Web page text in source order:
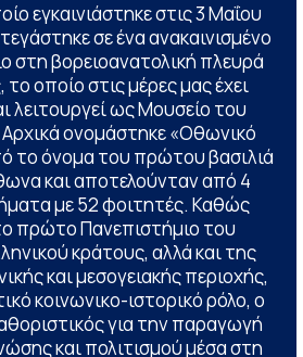
εγκαινιάστηκε στις 3 Μαΐου
σε ένα ανακαινισμένο
στη βορειοανατολική πλευρά
οποίο στις μέρες μας έχει
λειτουργεί ως Μουσείο του
ονομάστηκε «Οθωνικό
το όνομα του πρώτου βασιλιά
και αποτελούνταν από 4
με 52 φοιτητές. Καθώς
πρώτο Πανεπιστήμιο του
κράτους, αλλά και της
και μεσογειακής περιοχής,
κοινωνικο-ιστορικό ρόλο, ο
για την παραγωγή
και πολιτισμού μέσα στη